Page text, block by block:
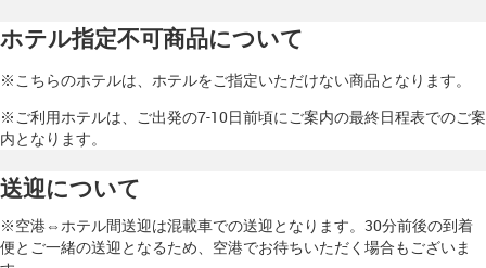
ホテル指定不可商品について
※こちらのホテルは、ホテルをご指定いただけない商品となります。
※ご利用ホテルは、ご出発の7-10日前頃にご案内の最終日程表でのご案
内となります。
送迎について
※空港⇔ホテル間送迎は混載車での送迎となります。30分前後の到着
便とご一緒の送迎となるため、空港でお待ちいただく場合もございま